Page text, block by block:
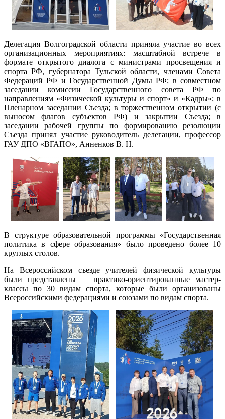
Делегация Волгоградской области приняла участие во всех
организационных мероприятиях: масштабной встрече в
формате открытого диалога с министрами просвещения и
спорта РФ, губернатора Тульской области, членами Совета
Федераций РФ и Государственной Думы РФ; в совместном
заседании комиссии Государственного совета РФ по
направлениям «Физической культуры и спорт» и «Кадры»; в
Пленарном заседании Съезда; в торжественном открытии (с
выносом флагов субъектов РФ) и закрытии Съезда; в
заседании рабочей группы по формированию резолюции
Съезда принял участие руководитель делегации, профессор
ГАУ ДПО «ВГАПО», Анненков В. Н.
В структуре образовательной программы «Государственная
политика в сфере образования» было проведено более 10
круглых столов.
На Всероссийском съезде учителей физической культуры
были представлены практико-ориентированные мастер-
классы по 30 видам спорта, которые были организованы
Всероссийскими федерациями и союзами по видам спорта.